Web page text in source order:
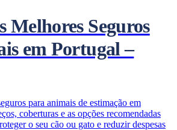
Melhores Seguros
em Portugal –
para animais de estimação em
coberturas e as opções recomendadas
o seu cão ou gato e reduzir despesas